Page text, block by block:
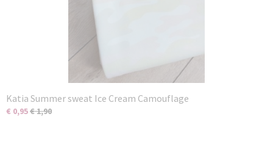
Katia Summer sweat Ice Cream Camouflage
€ 0,95€ 1,90